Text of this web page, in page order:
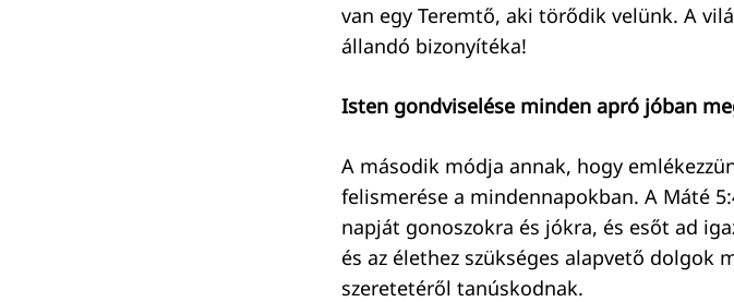
van egy Teremtő, aki törődik velünk. A
állandó bizonyítéka!
Isten gondviselése minden apró jóban
A második módja annak, hogy
felismerése a mindennapokban. A Máté
napját gonoszokra és jókra, és esőt ad
és az élethez szükséges alapvető dolgok
szeretetéről tanúskodnak.